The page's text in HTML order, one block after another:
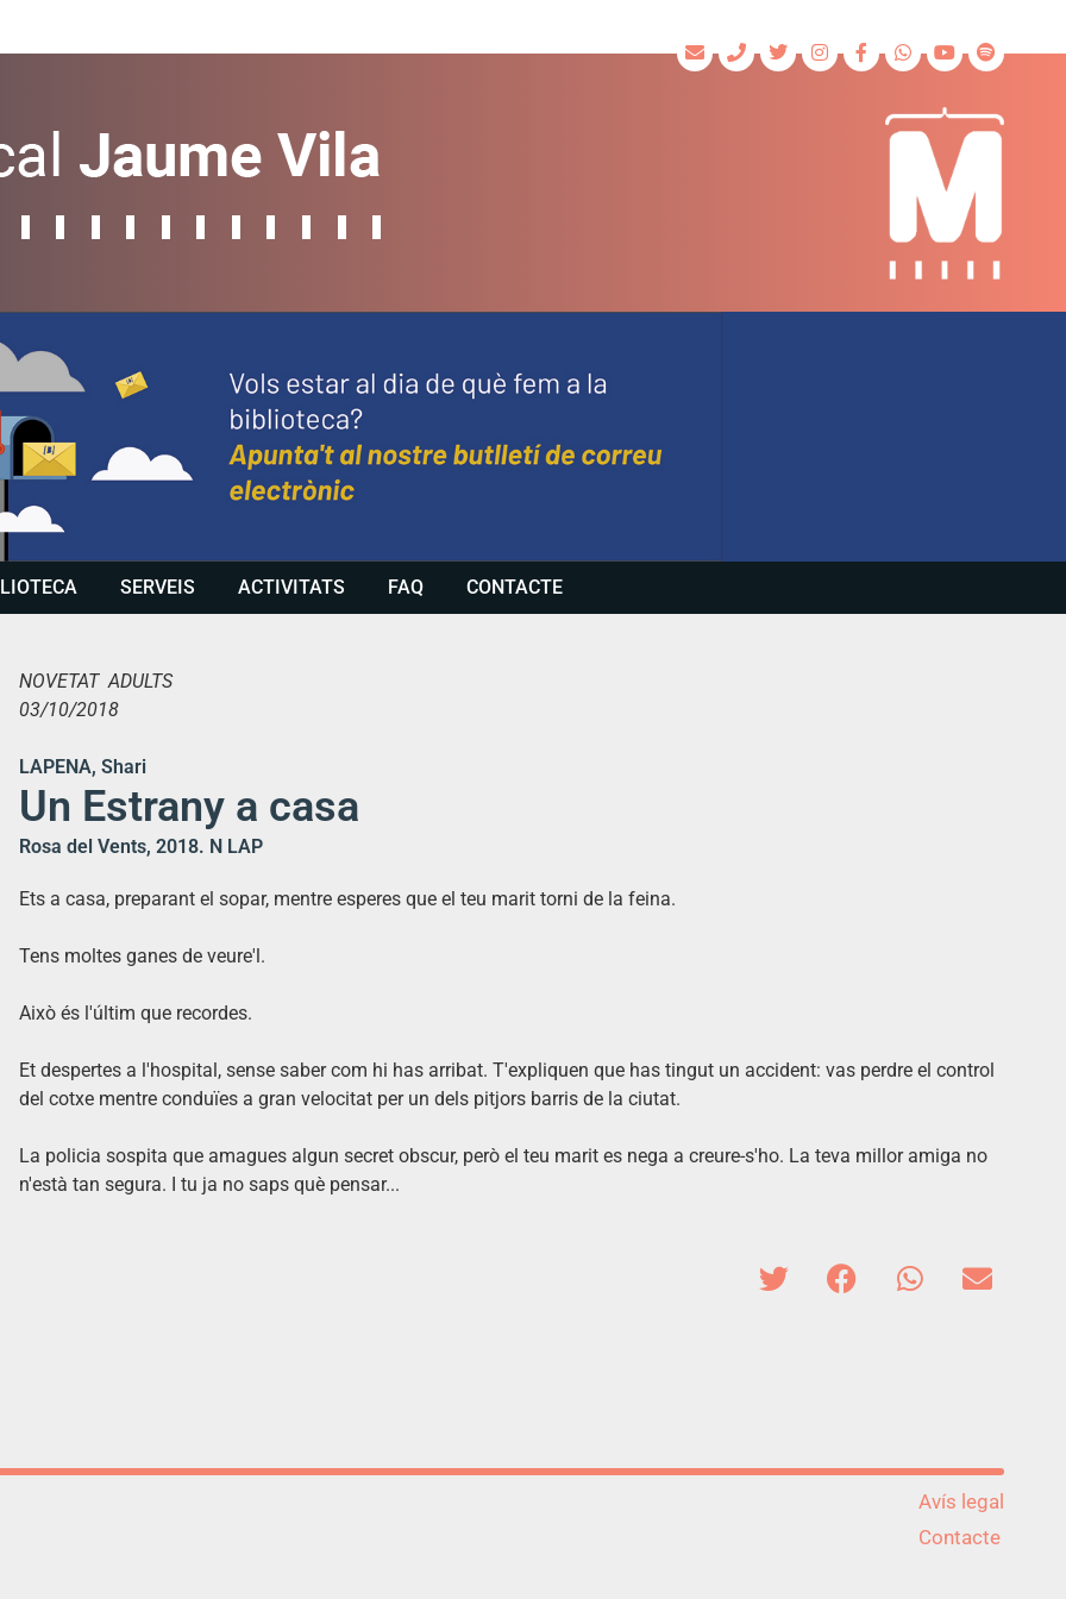
SERVEIS ACTIVITATS FAQ CONTACTE
NOVETAT ADULTS
03/10/2018
LAPENA, Shari
Un Estrany a casa
Rosa del Vents, 2018. N LAP
Ets a casa, preparant el sopar, mentre esperes que el teu marit torni de la feina.
Tens moltes ganes de veure'l.
Això és l'últim que recordes.
Et despertes a l'hospital, sense saber com hi has arribat. T'expliquen que has tingut un accident: vas perdre el control
del cotxe mentre conduïes a gran velocitat per un dels pitjors barris de la ciutat.
La policia sospita que amagues algun secret obscur, però el teu marit es nega a creure-s'ho. La teva millor amiga no
n'està tan segura. I tu ja no saps què pensar...
Avís legal
Contacte